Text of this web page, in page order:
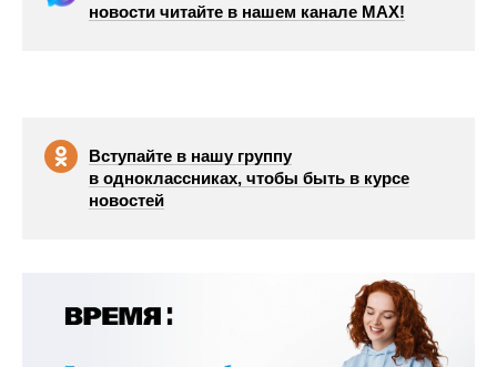
новости читайте в нашем канале МАХ!
Вступайте в нашу группу
в одноклассниках, чтобы быть в курсе
новостей